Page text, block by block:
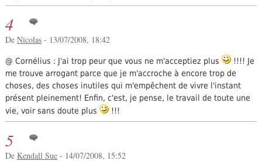
4
De Nicolas- 13/07/2008, 18:42
@ Cornélius : J'ai trop peur que vous ne m'acceptiez plus
!!!! Je
me trouve arrogant parce que je m'accroche à encore trop de
choses, des choses inutiles qui m'empêchent de vivre l'instant
présent pleinement! Enfin, c'est, je pense, le travail de toute une
vie, voir sans doute plus
!!!
5
De Kendall Sue- 14/07/2008, 15:52